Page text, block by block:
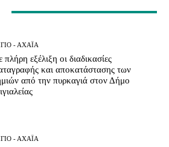
- ΑΧΑΪ́Α
πλήρη εξέλιξη οι διαδικασίες
και αποκατάστασης των
από την πυρκαγιά στον Δήμο
- ΑΧΑΪ́Α